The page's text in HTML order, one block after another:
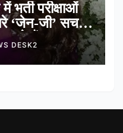
परीक्षाओं
‘जेन-जी’ सच में
रहे हैं
DESK2